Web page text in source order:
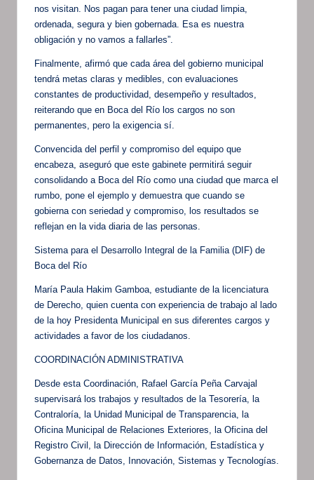
nos visitan. Nos pagan para tener una ciudad limpia,
ordenada, segura y bien gobernada. Esa es nuestra
obligación y no vamos a fallarles”.
Finalmente, afirmó que cada área del gobierno municipal
tendrá metas claras y medibles, con evaluaciones
constantes de productividad, desempeño y resultados,
reiterando que en Boca del Río los cargos no son
permanentes, pero la exigencia sí.
Convencida del perfil y compromiso del equipo que
encabeza, aseguró que este gabinete permitirá seguir
consolidando a Boca del Río como una ciudad que marca el
rumbo, pone el ejemplo y demuestra que cuando se
gobierna con seriedad y compromiso, los resultados se
reflejan en la vida diaria de las personas.
Sistema para el Desarrollo Integral de la Familia (DIF) de
Boca del Río
María Paula Hakim Gamboa, estudiante de la licenciatura
de Derecho, quien cuenta con experiencia de trabajo al lado
de la hoy Presidenta Municipal en sus diferentes cargos y
actividades a favor de los ciudadanos.
COORDINACIÓN ADMINISTRATIVA
Desde esta Coordinación, Rafael García Peña Carvajal
supervisará los trabajos y resultados de la Tesorería, la
Contraloría, la Unidad Municipal de Transparencia, la
Oficina Municipal de Relaciones Exteriores, la Oficina del
Registro Civil, la Dirección de Información, Estadística y
Gobernanza de Datos, Innovación, Sistemas y Tecnologías.